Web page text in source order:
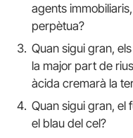
agents
perpètua?
Quan sigui gran,
la major part de
àcida cremarà la
Quan sigui gran, el
el blau del cel?